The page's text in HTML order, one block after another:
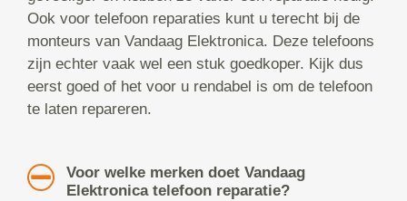
Ook voor telefoon reparaties kunt u terecht bij de
monteurs van Vandaag Elektronica. Deze telefoons
zijn echter vaak wel een stuk goedkoper. Kijk dus
eerst goed of het voor u rendabel is om de telefoon
te laten repareren.
Voor welke merken doet Vandaag
Elektronica telefoon reparatie?